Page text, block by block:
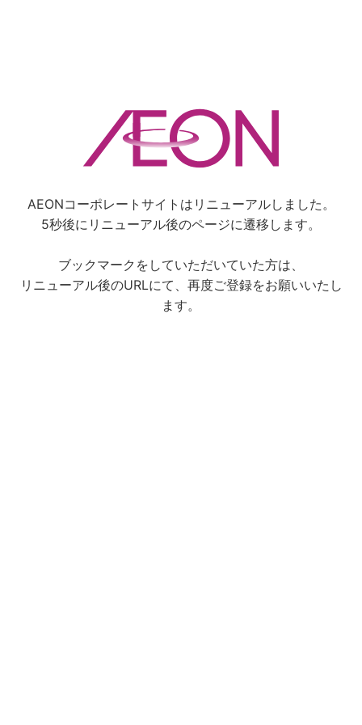
AEONコーポレートサイトはリニューアルしました。
5秒後にリニューアル後のページに遷移します。
ブックマークをしていただいていた方は、
リニューアル後のURLにて、再度ご登録をお願いいたし
ます。